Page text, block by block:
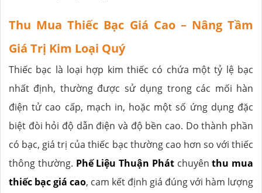
Thu Mua Thiếc Bạc Giá Cao – Nâng Tầm
Giá Trị Kim Loại Quý
Thiếc bạc là loại hợp kim thiếc có chứa một tỷ lệ bạc
nhất định, thường được sử dụng trong các mối hàn
điện tử cao cấp, mạch in, hoặc một số ứng dụng đặc
biệt đòi hỏi độ dẫn điện và độ bền cao. Do thành phần
có bạc, giá trị của thiếc bạc thường cao hơn so với thiếc
thông thường. Phế Liệu Thuận Phátchuyênthu mua
thiếc bạc giá cao, cam kết định giá đúng với hàm lượng